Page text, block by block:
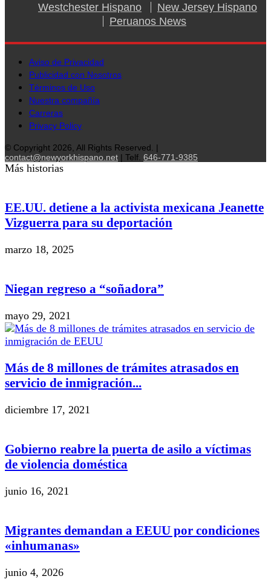
Westchester Hispano
New Jersey Hispano
Peruanos News
Aviso de Privacidad
Publicidad con Nosotros
Términos de Uso
Nuestra compañía
Carreras
Privacy Policy
© Copyright 2026, All Rights Reserved. |
contact@newyorkhispano.net | Telf. 646-771-9385
Más historias
EE.UU. detiene a la activista mexicana Jeanette
Vizguerra para su deportación
marzo 18, 2025
Niegan regreso a “soñadora”
mayo 29, 2021
Más de 8 millones de trámites atrasados en
servicio de inmigración...
diciembre 17, 2021
Gobierno reabre la puerta de asilo a víctimas
de violencia doméstica
junio 16, 2021
Migrantes demandan a EEUU por condiciones
«inhumanas»
junio 4, 2026